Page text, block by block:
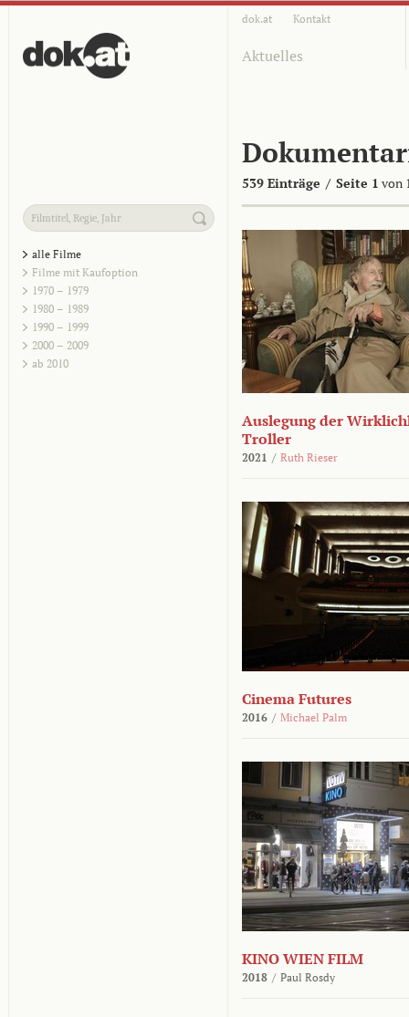
dok.at Kontakt
Aktuelles
539 Einträge / Seite 1 von
alle Filme
Filme mit Kaufoption
1970 – 1979
1980 – 1989
1990 – 1999
2000 – 2009
ab 2010
Auslegung der
Troller
2021 / Ruth Rieser
Cinema Futures
2016 / Michael Palm
KINO WIEN FILM
2018 / Paul Rosdy